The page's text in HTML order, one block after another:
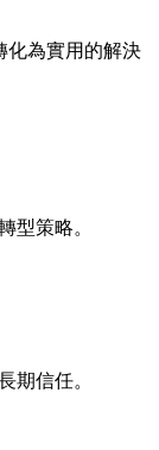
化為實用的解決
型策略。
期信任。